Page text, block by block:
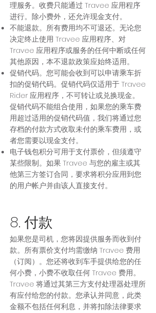
理服务。收费只能通过 Travee 应用程序
进行。除小费外，还允许现金支付。
不能退款。所有费用均不可退还。无论您
决定终止使用 Travee 应用程序、对
Travee 应用程序或服务的任何中断或任何
其他原因，本不退款政策应始终适用。
促销代码。您可能会收到可以申请乘车折
扣的促销代码。促销代码仅适用于 Travee
Rider 应用程序，不可转让或兑换现金。
促销代码不能组合使用，如果您的乘车费
用超过适用的促销代码值，我们将通过您
存档的付款方式收取未付的乘车费用，或
者您需要以现金支付。
电子钱包积分可用于支付票价，但须遵守
某些限制。如果 Travee 与您的雇主或其
他第三方签订合同，要求将积分应用到您
的用户帐户并由该人直接支付。
8. 付款
如果您是司机，您将因提供服务而收到付
款。所有票价支付均需缴纳 Travee 费用
（订阅）。您还将收到车手提供给您的任
何小费，小费不收取任何 Travee 费用。
Travee 将通过其第三方支付处理器处理所
有应付给您的付款。您承认并同意，此类
金额不包括任何利息，并将扣除法律要求